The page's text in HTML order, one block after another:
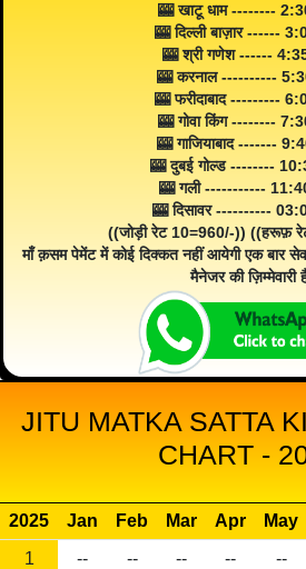
🎰 खाटू धाम --------
🎰 दिल्ली बाज़ार ------
🎰 श्री गणेश ------
🎰 करनाल ----------
🎰 फरीदाबाद ---------
🎰 गोवा किंग --------
🎰 गाजियाबाद -------
🎰 दुबई गोल्ड --------
🎰 गली -----------
🎰 दिसावर ----------
((जोड़ी रेट 10=960/-)) ((हरूफ़
माँ क़सम पेमेंट में कोई दिक्कत नहीं आयेगी एक बार
मैनेजर की ज़िम्मेवारी
JITU MATKA SATTA
CHART -
2025 Jan Feb Mar Apr May
1
-- -- -- -- --